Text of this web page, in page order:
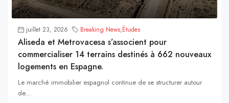
juillet 23, 2026 Breaking News,Études
Aliseda et Metrovacesa s’associent pour
commercialiser 14 terrains destinés à 662 nouveaux
logements en Espagne.
Le marché immobilier espagnol continue de se structurer autour
de...